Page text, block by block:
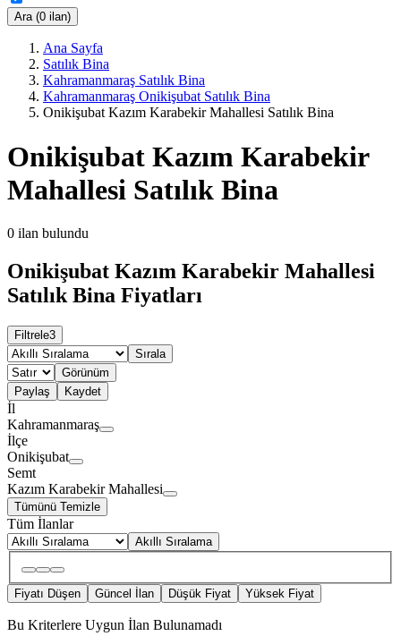
Ara (0 ilan)
Ana Sayfa
Satılık Bina
Kahramanmaraş Satılık Bina
Kahramanmaraş Onikişubat Satılık Bina
Onikişubat Kazım Karabekir Mahallesi Satılık Bina
Onikişubat Kazım Karabekir
Mahallesi Satılık Bina
0 ilan bulundu
Onikişubat Kazım Karabekir Mahallesi
Satılık Bina Fiyatları
Filtrele3
Sırala
Görünüm
Paylaş
Kaydet
İl
Kahramanmaraş
İlçe
Onikişubat
Semt
Kazım Karabekir Mahallesi
Tümünü Temizle
Tüm İlanlar
Akıllı Sıralama
Fiyatı Düşen Güncel İlan Düşük Fiyat Yüksek Fiyat
Bu Kriterlere Uygun İlan Bulunamadı